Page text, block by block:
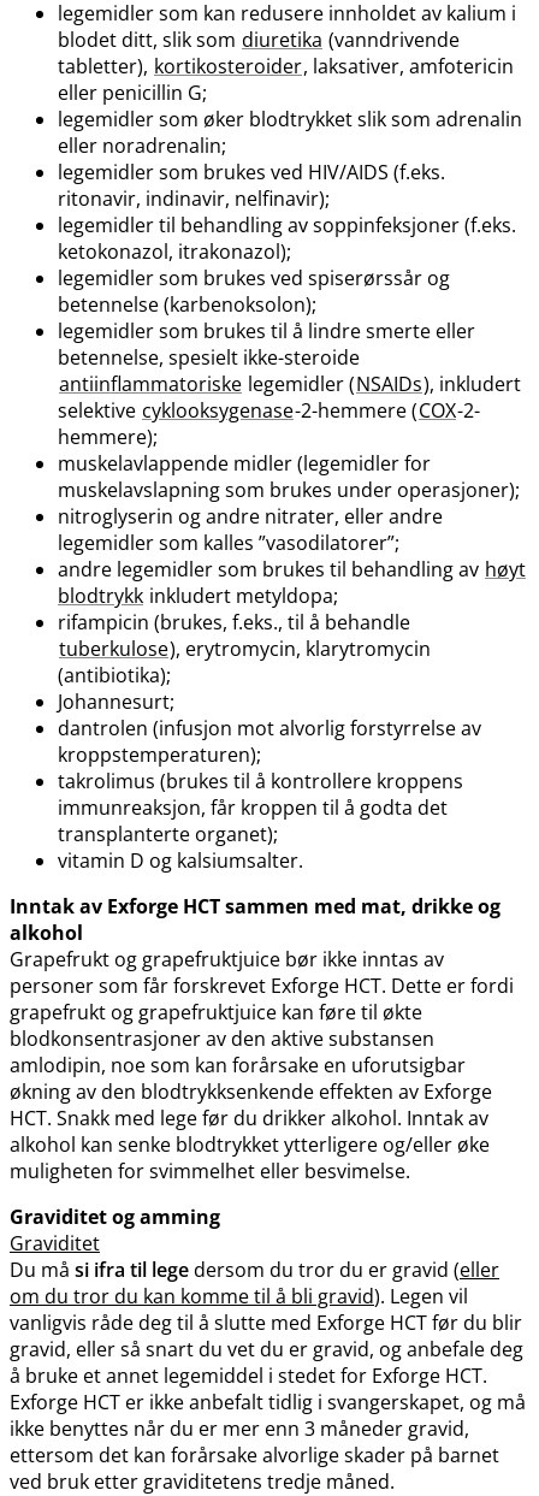
legemidler som kan redusere innholdet av kalium i
blodet ditt, slik som diuretika (vanndrivende
tabletter), kortikosteroider, laksativer, amfotericin
eller penicillin G;
legemidler som øker blodtrykket slik som adrenalin
eller noradrenalin;
legemidler som brukes ved HIV​/​AIDS (f.eks.
ritonavir, indinavir, nelfinavir);
legemidler til behandling av soppinfeksjoner (f.eks.
ketokonazol, itrakonazol);
legemidler som brukes ved spiserørssår og
betennelse (karbenoksolon);
legemidler som brukes til å lindre smerte eller
betennelse, spesielt ikke-steroide
antiinflammatoriske legemidler (NSAIDs), inkludert
selektive cyklooksygenase-2-hemmere (COX-2-
hemmere);
muskelavlappende midler (legemidler for
muskelavslapning som brukes under operasjoner);
nitroglyserin og andre nitrater, eller andre
legemidler som kalles ”vasodilatorer”;
andre legemidler som brukes til behandling av høyt
blodtrykk inkludert metyldopa;
rifampicin (brukes, f.eks., til å behandle
tuberkulose), erytromycin, klarytromycin
(antibiotika);
Johannesurt;
dantrolen (infusjon mot alvorlig forstyrrelse av
kroppstemperaturen);
takrolimus (brukes til å kontrollere kroppens
immunreaksjon, får kroppen til å godta det
transplanterte organet);
vitamin D og kalsiumsalter.
Inntak av Exforge HCT sammen med mat, drikke og
alkohol
Grapefrukt og grapefruktjuice bør ikke inntas av
personer som får forskrevet Exforge HCT. Dette er fordi
grapefrukt og grapefruktjuice kan føre til økte
blodkonsentrasjoner av den aktive substansen
amlodipin, noe som kan forårsake en uforutsigbar
økning av den blodtrykksenkende effekten av Exforge
HCT. Snakk med lege før du drikker alkohol. Inntak av
alkohol kan senke blodtrykket ytterligere og​/​eller øke
muligheten for svimmelhet eller besvimelse.
Graviditet og amming
Graviditet
Du må si ifra til legedersom du tror du er gravid (eller
om du tror du kan komme til å bli gravid). Legen vil
vanligvis råde deg til å slutte med Exforge HCT før du blir
gravid, eller så snart du vet du er gravid, og anbefale deg
å bruke et annet legemiddel i stedet for Exforge HCT.
Exforge HCT er ikke anbefalt tidlig i svangerskapet, og må
ikke benyttes når du er mer enn 3 måneder gravid,
ettersom det kan forårsake alvorlige skader på barnet
ved bruk etter graviditetens tredje måned.